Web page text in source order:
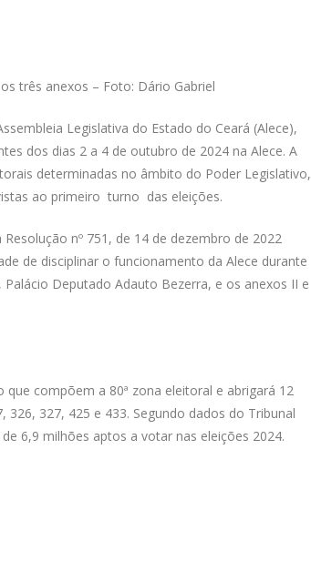
três anexos – Foto: Dário Gabriel
Legislativa do Estado do Ceará (Alece),
dos dias 2 a 4 de outubro de 2024 na Alece. A
determinadas no âmbito do Poder Legislativo,
ao primeiro turno das eleições.
nº 751, de 14 de dezembro de 2022
de disciplinar o funcionamento da Alece durante
Deputado Adauto Bezerra, e os anexos II e
compõem a 80ª zona eleitoral e abrigará 12
326, 327, 425 e 433. Segundo dados do Tribunal
6,9 milhões aptos a votar nas eleições 2024.